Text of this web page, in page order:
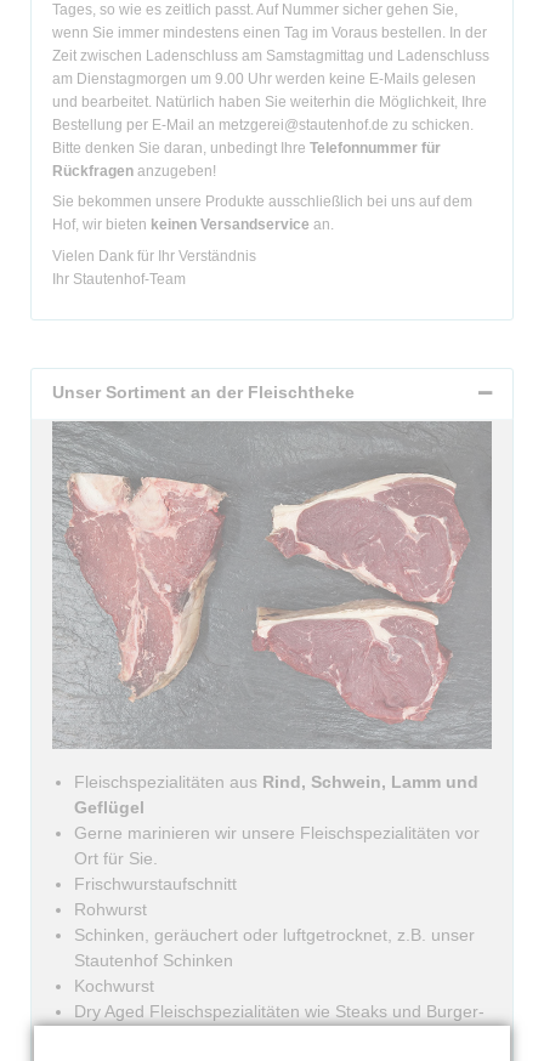
Tages, so wie es zeitlich passt. Auf Nummer sicher gehen Sie,
wenn Sie immer mindestens einen Tag im Voraus bestellen. In der
Zeit zwischen Ladenschluss am Samstagmittag und Ladenschluss
am Dienstagmorgen um 9.00 Uhr werden keine E-Mails gelesen
und bearbeitet. Natürlich haben Sie weiterhin die Möglichkeit, Ihre
Bestellung per E-Mail an metzgerei@stautenhof.de zu schicken.
Bitte denken Sie daran, unbedingt IhreTelefonnummer für
Rückfragen anzugeben!
Sie bekommen unsere Produkte ausschließlich bei uns auf dem
Hof, wir bieten keinen Versandservice an.
Vielen Dank für Ihr Verständnis
Ihr Stautenhof-Team
Unser Sortiment an der Fleischtheke
Fleischspezialitäten aus Rind, Schwein, Lamm und
Geflügel
Gerne marinieren wir unsere Fleischspezialitäten vor
Ort für Sie.
Frischwurstaufschnitt
Rohwurst
Schinken, geräuchert oder luftgetrocknet, z.B. unser
Stautenhof Schinken
Kochwurst
Dry Aged Fleischspezialitäten wie Steaks und Burger-